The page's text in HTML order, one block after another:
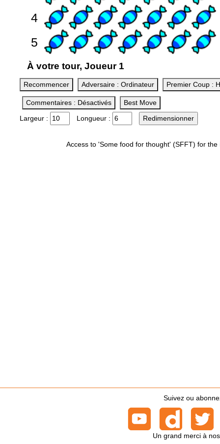
À votre tour, Joueur 1
Recommencer Adversaire : Ordinateur Premier Coup :
Commentaires : Désactivés
Best Move
Largeur :
Longueur :
Access to 'Some food for thought' (SFFT) for
Suivez ou
Un grand merci à